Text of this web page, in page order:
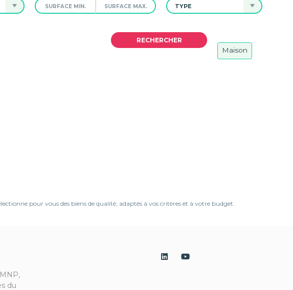
TYPE
Maison
pour vous des biens de qualité, adaptés à vos critères et à votre budget.
du